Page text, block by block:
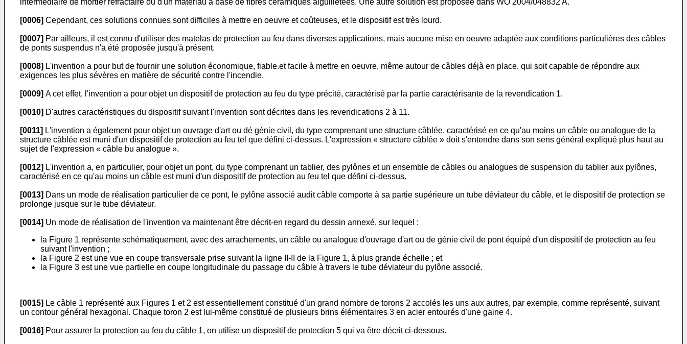
intermédiaire de mortier réfractaire ou d'un matériau à base de fibres céramiques aiguilletées. Une autre solution est proposée dans WO 2004/048832 A.
[0006] Cependant, ces solutions connues sont difficiles à mettre en oeuvre et coûteuses, et le dispositif est très lourd.
[0007] Par ailleurs, il est connu d'utiliser des matelas de protection au feu dans diverses applications, mais aucune mise en oeuvre adaptée aux conditions particulières des câbles
de ponts suspendus n'a été proposée jusqu'à présent.
[0008] L'invention a pour but de fournir une solution économique, fiable.et facile à mettre en oeuvre, même autour de câbles déjà en place, qui soit capable de répondre aux
exigences les plus sévères en matière de sécurité contre l'incendie.
[0009] A cet effet, l'invention a pour objet un dispositif de protection au feu du type précité, caractérisé par la partie caractérisante de la revendication 1.
[0010] D'autres caractéristiques du dispositif suivant l'invention sont décrites dans les revendications 2 à 11.
[0011] L'invention a également pour objet un ouvrage d'art ou dé génie civil, du type comprenant une structure câblée, caractérisé en ce qu'au moins un câble ou analogue de la
structure câblée est muni d'un dispositif de protection au feu tel que défini ci-dessus. L'expression « structure câblée » doit s'entendre dans son sens général expliqué plus haut au
sujet de l'expression « câble bu analogue ».
[0012] L'invention a, en particulier, pour objet un pont, du type comprenant un tablier, des pylônes et un ensemble de câbles ou analogues de suspension du tablier aux pylônes,
caractérisé en ce qu'au moins un câble est muni d'un dispositif de protection au feu tel que défini ci-dessus.
[0013] Dans un mode de réalisation particulier de ce pont, le pylône associé audit câble comporte à sa partie supérieure un tube déviateur du câble, et le dispositif de protection se
prolonge jusque sur le tube déviateur.
[0014] Un mode de réalisation de l'invention va maintenant être décrit-en regard du dessin annexé, sur lequel :
la Figure 1 représente schématiquement, avec des arrachements, un câble ou analogue d'ouvrage d'art ou de génie civil de pont équipé d'un dispositif de protection au feu
suivant l'invention ;
la Figure 2 est une vue en coupe transversale prise suivant la ligne II-II de la Figure 1, à plus grande échelle ; et
la Figure 3 est une vue partielle en coupe longitudinale du passage du câble à travers le tube déviateur du pylône associé.
[0015] Le câble 1 représenté aux Figures 1 et 2 est essentiellement constitué d'un grand nombre de torons 2 accolés les uns aux autres, par exemple, comme représenté, suivant
un contour général hexagonal. Chaque toron 2 est lui-même constitué de plusieurs brins élémentaires 3 en acier entourés d'une gaine 4.
[0016] Pour assurer la protection au feu du câble 1, on utilise un dispositif de protection 5 qui va être décrit ci-dessous.